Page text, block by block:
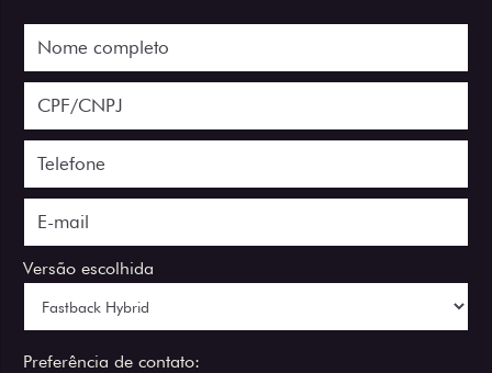
Versão escolhida
Preferência de contato: